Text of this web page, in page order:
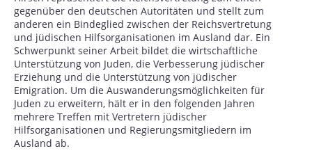
gegenüber den deutschen Autoritäten und stellt zum
anderen ein Bindeglied zwischen der Reichsvertretung
und jüdischen Hilfsorganisationen im Ausland dar. Ein
Schwerpunkt seiner Arbeit bildet die wirtschaftliche
Unterstützung von Juden, die Verbesserung jüdischer
Erziehung und die Unterstützung von jüdischer
Emigration. Um die Auswanderungsmöglichkeiten für
Juden zu erweitern, hält er in den folgenden Jahren
mehrere Treffen mit Vertretern jüdischer
Hilfsorganisationen und Regierungsmitgliedern im
Ausland ab.